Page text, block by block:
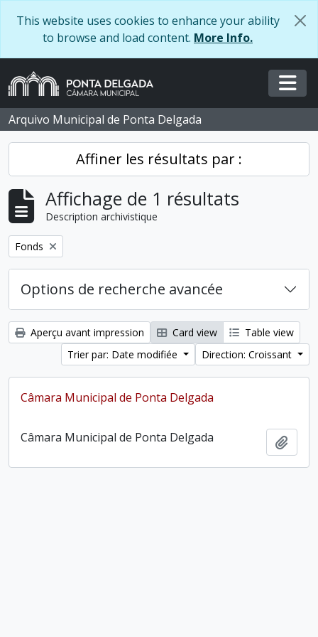
This website uses cookies to enhance your ability
to browse and load content. More Info.
Arquivo Municipal de Ponta Delgada
Affiner les résultats par :
Affichage de 1 résultats
Description archivistique
Remove filter:
Fonds
Options de recherche avancée
Aperçu avant impression Card view
Table view
Trier par: Date modifiée
Direction: Croissant
Câmara Municipal de Ponta Delgada
Câmara Municipal de Ponta Delgada